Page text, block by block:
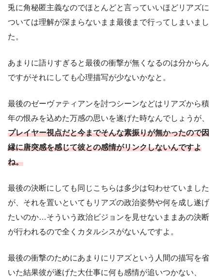
兎に角秘匿主義なのでほとんどと言っていいほどリアズに
ついては理解が深まらないまま最後まで行ってしまいまし
た。
あまりに語りすぎると最後の衝撃が無くなるのは分からん
ですがそれにしても心理描写が少ないかなと。
最後のゼーヴァティアンを討つシーンなどはリアズから積
年の恨みを込めた万感の思いを遂げた時なんでしょうが、
プレイヤー視点だと今までそんな素振りが無かったので因
縁に唐突感を感じて彼との感情がリンクしないんですよ
ね。
最後の決断にしても同じこちらは多少は匂わせていました
が、それを置いといてもリアズの政治姿勢や何を成し遂げ
たいのか…そういう政治ビジョンを見せないままあの決断
が行われるので全くカタルシスがないんですよ。
最後の衝撃のためにあまりにリアズという人間の描写を省
いた結果彼が遂げた大仕事に何も感情が追いつかない、